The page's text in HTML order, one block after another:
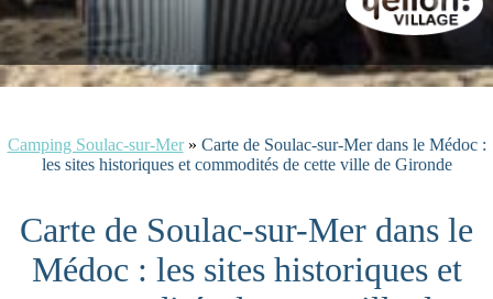
Camping Soulac-sur-Mer» Carte de Soulac-sur-Mer dans le Médoc :
les sites historiques et commodités de cette ville de Gironde
Carte de Soulac-sur-Mer dans le
Médoc : les sites historiques et